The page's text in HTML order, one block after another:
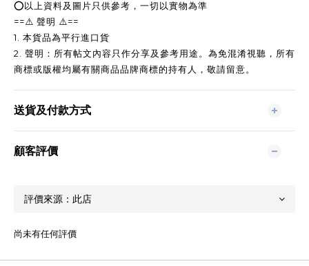
⭕ 以上資料及圖片只供參考，一切以實物為準
==⚠️ 聲明 ⚠️==
1. 本貨品為平行進口貨
2. 聲明：所有帖文內容只作分享及參考用途。為免混淆視聽，所有
商標或版權均屬有關商品品牌商標的持有人，敬請留意。
送貨及付款方式
顧客評價
尚未有任何評價